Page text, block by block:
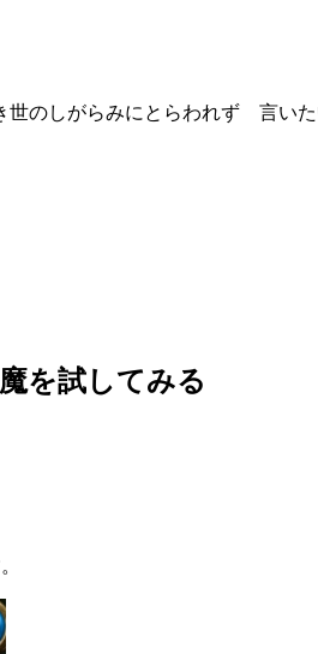
のしがらみにとらわれず 言い
を試してみる